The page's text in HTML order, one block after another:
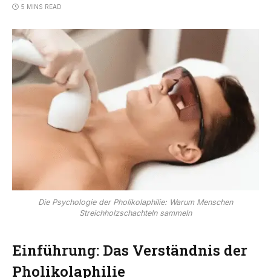
5 MINS READ
Die Psychologie der Pholikolaphilie: Warum Menschen
Streichholzschachteln sammeln
Einführung: Das Verständnis der
Pholikolaphilie